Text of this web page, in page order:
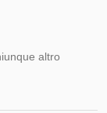
altro